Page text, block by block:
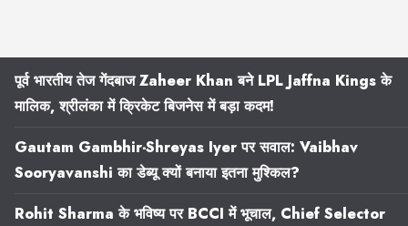
पूर्व भारतीय तेज गेंदबाज Zaheer Khan बने LPL Jaffna Kings के
मालिक, श्रीलंका में क्रिकेट बिजनेस में बड़ा कदम!
Gautam Gambhir-Shreyas Iyer पर सवाल: Vaibhav
Sooryavanshi का डेब्यू क्यों बनाया इतना मुश्किल?
Rohit Sharma के भविष्य पर BCCI में भूचाल, Chief Selector